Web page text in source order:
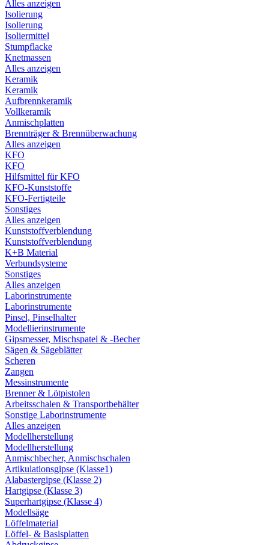
Alles anzeigen
Isolierung
Isolierung
Isoliermittel
Stumpflacke
Knetmassen
Alles anzeigen
Keramik
Keramik
Aufbrennkeramik
Vollkeramik
Anmischplatten
Brennträger & Brennüberwachung
Alles anzeigen
KFO
KFO
Hilfsmittel für KFO
KFO-Kunststoffe
KFO-Fertigteile
Sonstiges
Alles anzeigen
Kunststoffverblendung
Kunststoffverblendung
K+B Material
Verbundsysteme
Sonstiges
Alles anzeigen
Laborinstrumente
Laborinstrumente
Pinsel, Pinselhalter
Modellierinstrumente
Gipsmesser, Mischspatel & -Becher
Sägen & Sägeblätter
Scheren
Zangen
Messinstrumente
Brenner & Lötpistolen
Arbeitsschalen & Transportbehälter
Sonstige Laborinstrumente
Alles anzeigen
Modellherstellung
Modellherstellung
Anmischbecher, Anmischschalen
Artikulationsgipse (Klasse1)
Alabastergipse (Klasse 2)
Hartgipse (Klasse 3)
Superhartgipse (Klasse 4)
Modellsäge
Löffelmaterial
Löffel- & Basisplatten